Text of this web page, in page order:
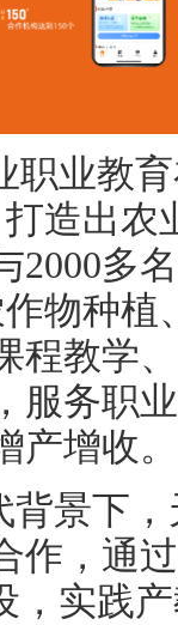
职业教
造出农
2000多
物种植
程教学
服务职
增收。
背景下
作，通
，实践